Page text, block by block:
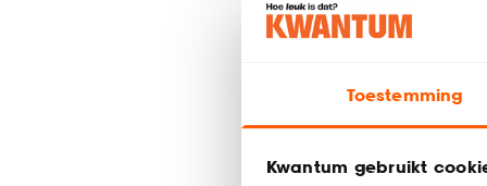
Toestemming
Kwantum gebruikt
Vaas
40.
-